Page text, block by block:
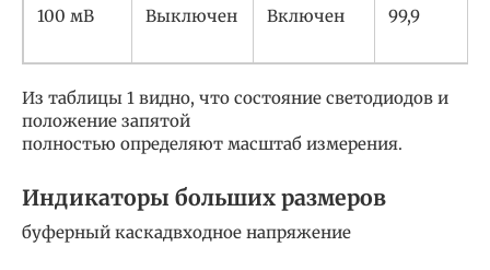
100 мВ Выключен Включен 99,9
Из таблицы 1 видно, что состояние светодиодов и
положение запятой
полностью определяют масштаб измерения.
Индикаторы больших размеров
буферный каскадвходное напряжение